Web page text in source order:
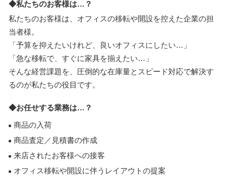
◆私たちのお客様は…？
私たちのお客様は、オフィスの移転や開設を控えた企業の担
当者様。
「予算を抑えたいけれど、良いオフィスにしたい…」
「急な移転で、すぐに家具を揃えたい…」
そんな経営課題を、圧倒的な在庫量とスピード対応で解決す
るのが私たちの役目です。
◆お任せする業務は…？
商品の入荷
商品査定／見積書の作成
来店されたお客様への接客
オフィス移転や開設に伴うレイアウトの提案